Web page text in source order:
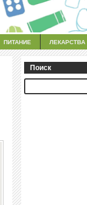
ПИТАНИЕ ЛЕКАРСТВА
Поиск